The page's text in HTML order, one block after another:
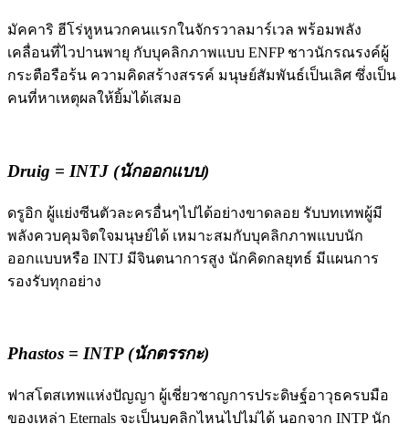
มัคคาริ ฮีโร่หูหนวกคนแรกในจักรวาลมาร์เวล พร้อมพลัง
เคลื่อนที่ไวปานพายุ กับบุคลิกภาพแบบ ENFP ชาวนักรณรงค์ผู้
กระตือรือร้น ความคิดสร้างสรรค์ มนุษย์สัมพันธ์เป็นเลิศ ซึ่งเป็น
คนที่หาเหตุผลให้ยิ้มได้เสมอ
Druig = INTJ (นักออกแบบ)
ดรูอิก ผู้แย่งซีนตัวละครอื่นๆไปได้อย่างขาดลอย รับบทเทพผู้มี
พลังควบคุมจิตใจมนุษย์ได้ เหมาะสมกับบุคลิกภาพแบบนัก
ออกแบบหรือ INTJ มีจินตนาการสูง นักคิดกลยุทธ์ มีแผนการ
รองรับทุกอย่าง
Phastos = INTP (นักตรรกะ)
ฟาสโตสเทพแห่งปัญญา ผู้เชี่ยวชาญการประดิษฐ์อาวุธครบมือ
ของเหล่า Eternals จะเป็นบุคลิกไหนไปไม่ได้ นอกจาก INTP นัก